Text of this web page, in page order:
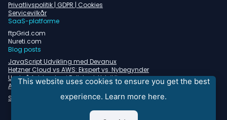
This website uses cookies to ensure you get the best
experience. Learn more here.
Privatlivspolitik | GDPR | Cookies
Servicevilkår
SaaS-platforme
ftpGrid.com
Nureti.com
Blog posts
JavaScript Udvikling med Devanux
Hetzner Cloud vs AWS: Ekspert vs. Nybegynder
Undgå faldgruber i Fullstack Udvikling
Almindelige problemer med containerorkestrering
Se alle blogindlæg